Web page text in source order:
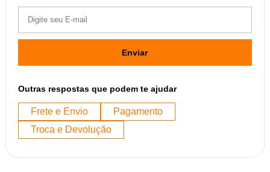
Enviar
Outras respostas que podem te ajudar
Frete e Envio
Pagamento
Troca e Devolução